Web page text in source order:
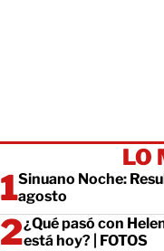
LO
Sinuano Noche:
agosto
¿Qué pasó con
está hoy? | FOTOS